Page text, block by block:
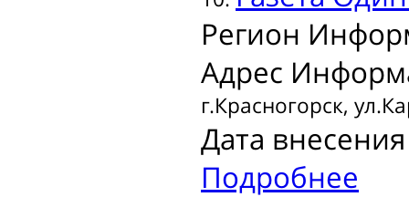
Регион
Адрес
г.Красногорск,
Дата
Подробнее